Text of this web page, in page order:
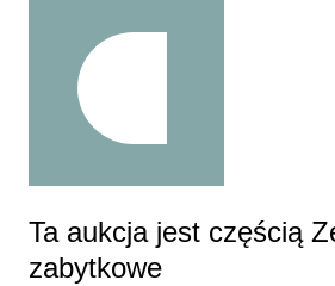
Ta aukcja jest częścią
zabytkowe